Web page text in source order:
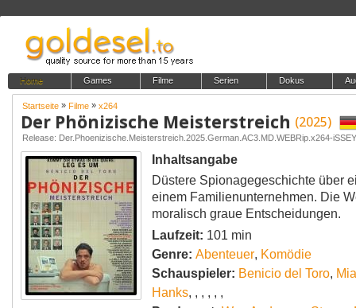
Home Games Filme Serien Dokus
Startseite » Filme » x264
Der Phönizische Meisterstreich (2025)
Release: Der.Phoenizische.Meisterstreich.2025.German.AC3.MD.WEBRip.x264-
Inhaltsangabe
Düstere Spionagegeschichte über
einem Familienunternehmen. Die
moralisch graue Entscheidungen.
Laufzeit: 101 min
Genre: Abenteuer, Komödie
Schauspieler: Benicio del Toro,
Hanks, , , , , ,